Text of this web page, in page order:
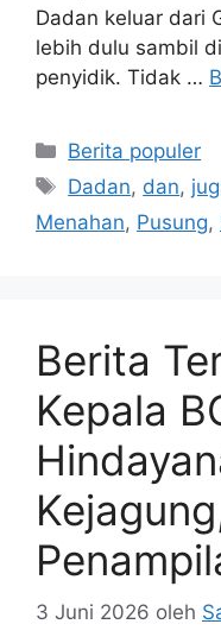
Dadan keluar dari
lebih dulu sambil
penyidik. Tidak …
Kategori
Berita populer
Tag
Dadan, dan,
Menahan, Pusung,
Berita
Kepala
3 Juni 2026 oleh